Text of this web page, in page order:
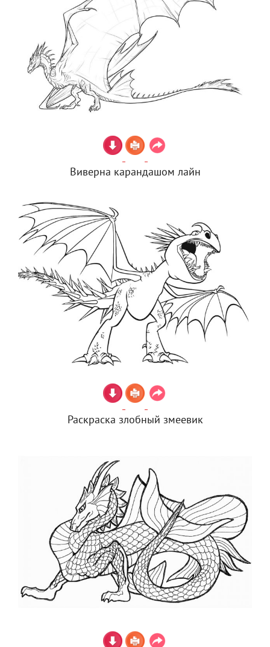
Виверна карандашом лайн
Раскраска злобный змеевик